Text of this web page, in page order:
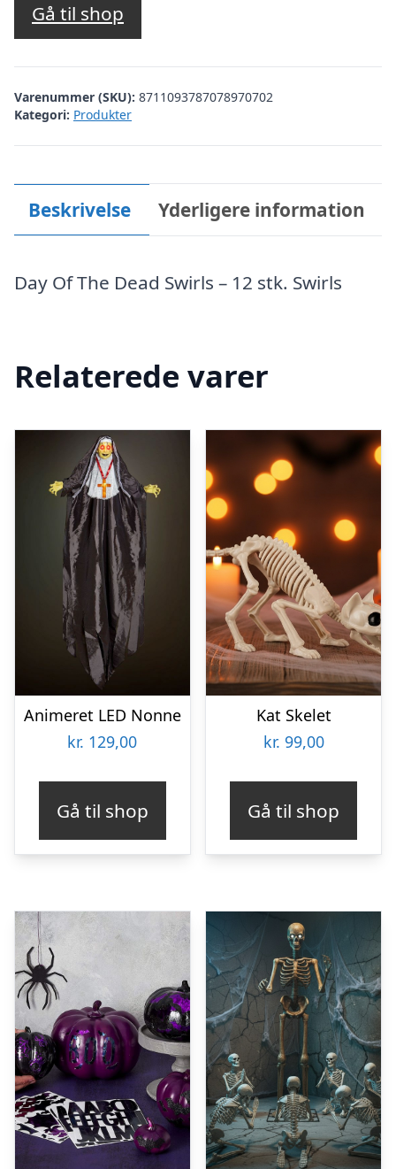
Gå til shop
Varenummer (SKU): 8711093787078970702
Kategori: Produkter
Beskrivelse Yderligere information
Day Of The Dead Swirls – 12 stk. Swirls
Relaterede varer
Animeret LED Nonne
kr. 129,00
Gå til shop
Kat Skelet
kr. 99,00
Gå til shop